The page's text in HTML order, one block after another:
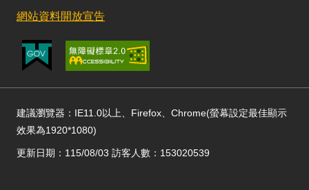
網站資料開放宣告
建議瀏覽器：IE11.0以上、Firefox、Chrome(螢幕設定最佳顯示
效果為1920*1080)
更新日期：115/08/03 訪客人數：153020539